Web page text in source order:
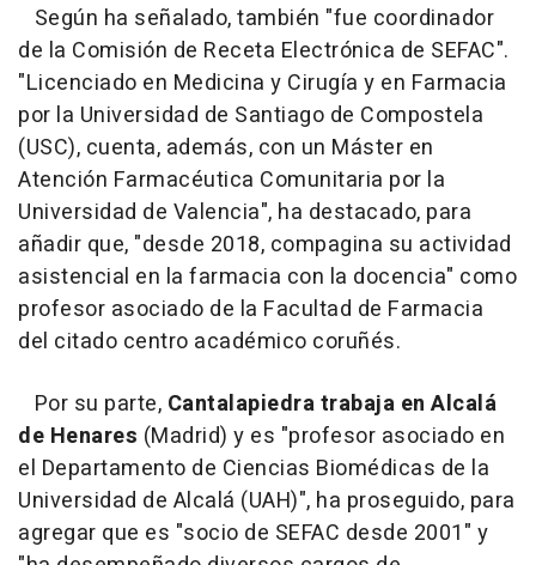
Según ha señalado, también "fue coordinador
de la Comisión de Receta Electrónica de SEFAC".
"Licenciado en Medicina y Cirugía y en Farmacia
por la Universidad de Santiago de Compostela
(USC), cuenta, además, con un Máster en
Atención Farmacéutica Comunitaria por la
Universidad de Valencia", ha destacado, para
añadir que, "desde 2018, compagina su actividad
asistencial en la farmacia con la docencia" como
profesor asociado de la Facultad de Farmacia
del citado centro académico coruñés.
Por su parte, Cantalapiedra trabaja en Alcalá
de Henares (Madrid) y es "profesor asociado en
el Departamento de Ciencias Biomédicas de la
Universidad de Alcalá (UAH)", ha proseguido, para
agregar que es "socio de SEFAC desde 2001" y